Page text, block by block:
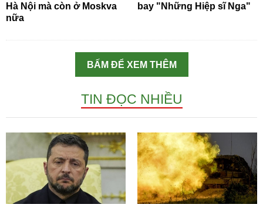
Hà Nội mà còn ở Moskva
nữa
bay "Những Hiệp sĩ Nga"
BẤM ĐỂ XEM THÊM
TIN ĐỌC NHIỀU